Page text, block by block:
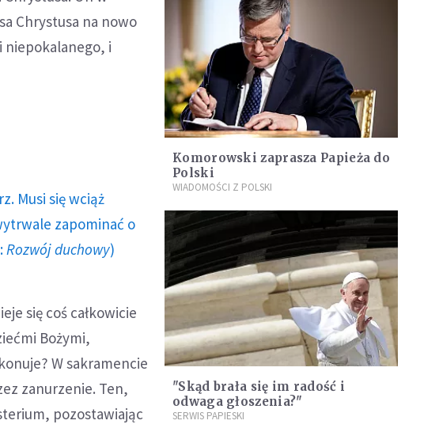
Chrystusa na nowo
niepokalanego, i
Musi się wciąż
zapominać o
Rozwój duchowy)
się coś całkowicie
Bożymi,
W sakramencie
zanurzenie. Ten,
pozostawiając
Komorowski zaprasza Papieża do
Polski
WIADOMOŚCI Z POLSKI
"Skąd brała się im radość i
odwaga głoszenia?"
SERWIS PAPIESKI